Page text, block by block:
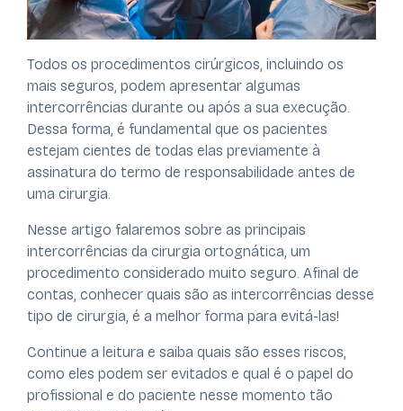
Todos os procedimentos cirúrgicos, incluindo os
mais seguros, podem apresentar algumas
intercorrências durante ou após a sua execução.
Dessa forma, é fundamental que os pacientes
estejam cientes de todas elas previamente à
assinatura do termo de responsabilidade antes de
uma cirurgia.
Nesse artigo falaremos sobre as principais
intercorrências da cirurgia ortognática, um
procedimento considerado muito seguro. Afinal de
contas, conhecer quais são as intercorrências desse
tipo de cirurgia, é a melhor forma para evitá-las!
Continue a leitura e saiba quais são esses riscos,
como eles podem ser evitados e qual é o papel do
profissional e do paciente nesse momento tão